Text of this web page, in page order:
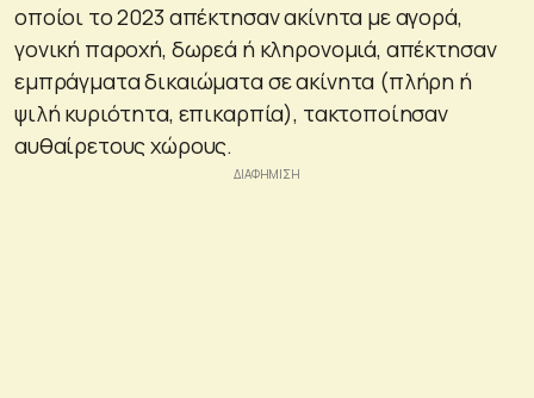
οποίοι το 2023 απέκτησαν ακίνητα με αγορά,
γονική παροχή, δωρεά ή κληρονομιά, απέκτησαν
εμπράγματα δικαιώματα σε ακίνητα (πλήρη ή
ψιλή κυριότητα, επικαρπία), τακτοποίησαν
αυθαίρετους χώρους.